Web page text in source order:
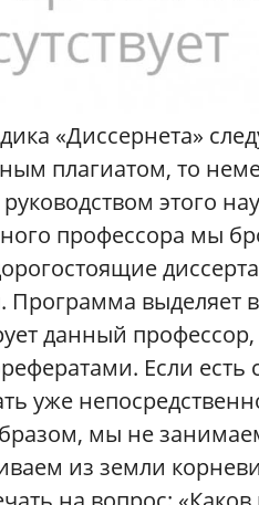
«Диссернета»
плагиатом, то
этого
профессора мы
выделяет
данный
Если есть
уже
мы не
из земли